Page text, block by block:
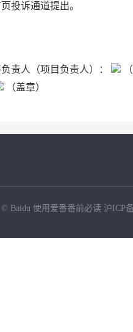
投诉通道提出。
责人（项目负责人）：
（盖章）
© Baidu 使用爱番番前必读 沪ICP